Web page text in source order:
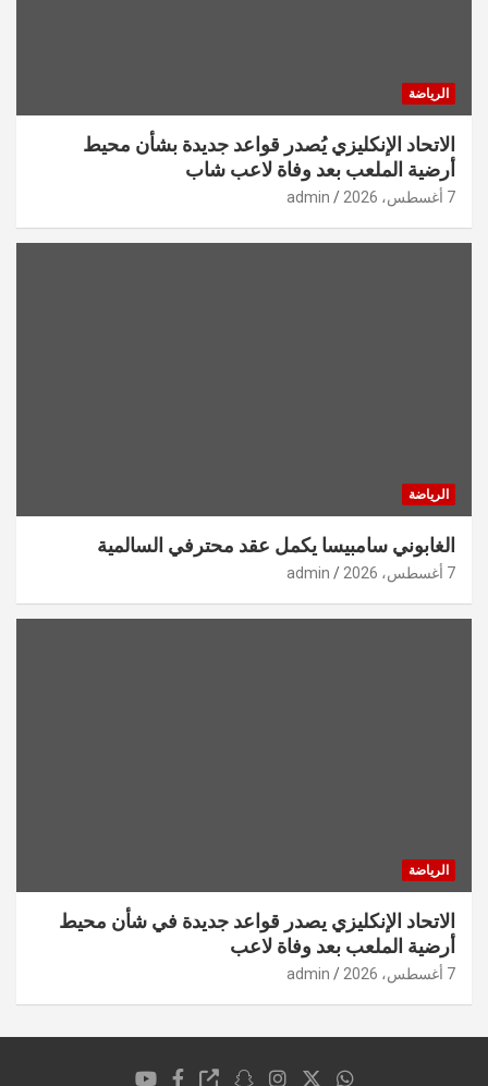
الرياضة
الاتحاد الإنكليزي يُصدر قواعد جديدة بشأن محيط
أرضية الملعب بعد وفاة لاعب شاب
7 أغسطس، 2026 admin
الرياضة
الغابوني سامبيسا يكمل عقد محترفي السالمية
7 أغسطس، 2026 admin
الرياضة
الاتحاد الإنكليزي يصدر قواعد جديدة في شأن محيط
أرضية الملعب بعد وفاة لاعب
7 أغسطس، 2026 admin